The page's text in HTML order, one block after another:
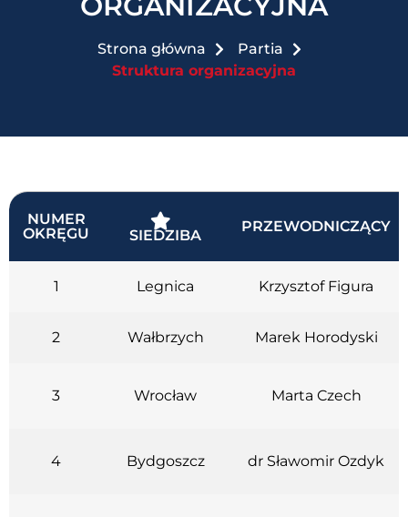
Strona główna
Partia
Struktura organizacyjna
NUMER
OKRĘGU
SIEDZIBA
PRZEWODNICZĄCY
1 Legnica Krzysztof Figura
2 Wałbrzych Marek Horodyski
3 Wrocław Marta Czech
4 Bydgoszcz dr Sławomir Ozdyk